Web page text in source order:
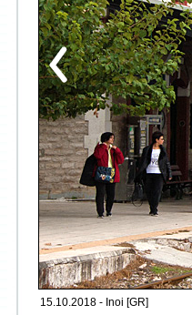
15.10.2018 - Inoi [GR]